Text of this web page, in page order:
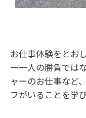
お仕事体験をとお
ー一人の勝負では
ャーのお仕事など
フがいることを学